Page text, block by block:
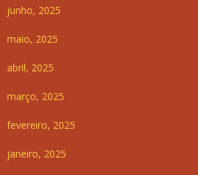
junho, 2025
maio, 2025
abril, 2025
março, 2025
fevereiro, 2025
janeiro, 2025